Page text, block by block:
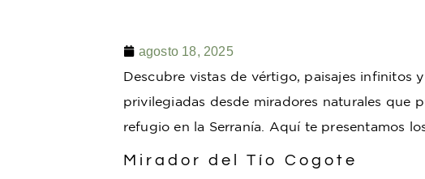
agosto 18, 2025
Descubre vistas de vértigo, paisajes infinitos
privilegiadas desde miradores naturales que
refugio en la Serranía. Aquí te presentamos
Mirador del Tío Cogote